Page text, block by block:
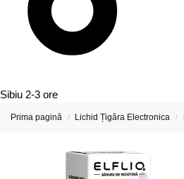
Sibiu 2-3 ore
Prima pagină / Lichid Țigăra Electronica /